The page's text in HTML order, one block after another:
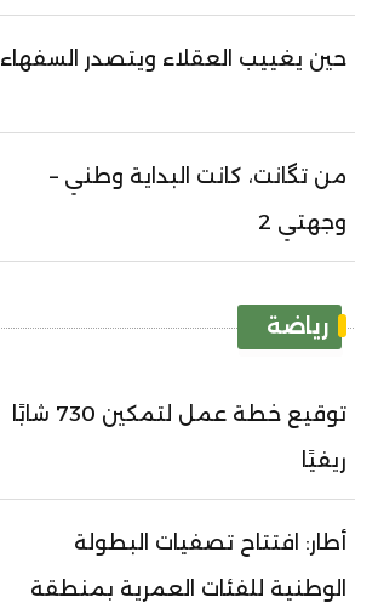
حين يغييب العقلاء ويتصدر السفهاء
من تگانت، كانت البداية وطني –
وجهتي 2
رياضة
توقيع خطة عمل لتمكين 730 شابًا
ريفيًا
أطار: افتتاح تصفيات البطولة
الوطنية للفئات العمرية بمنطقة